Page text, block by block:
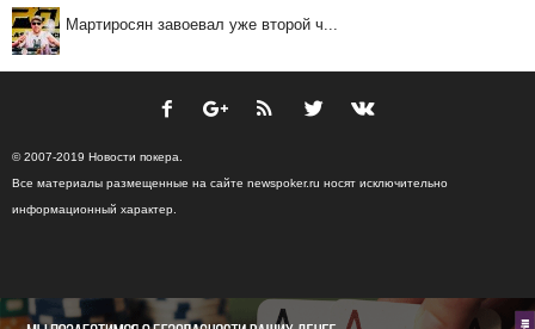
Мартиросян завоевал уже второй ч...
© 2007-2019 Новости покера.
Все материалы размещенные на сайте newspoker.ru носят исключительно
информационный характер.